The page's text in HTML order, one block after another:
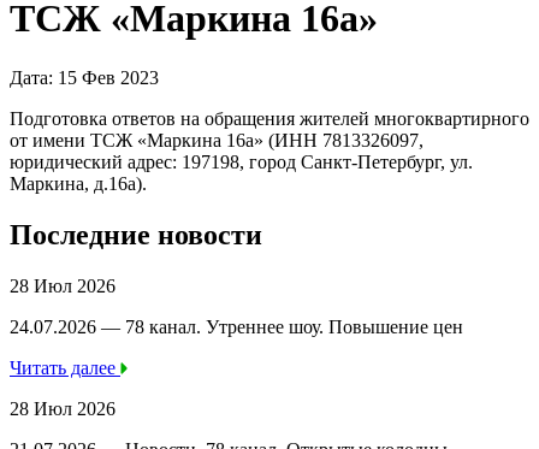
ТСЖ «Маркина 16а»
Дата: 15 Фев 2023
Подготовка ответов на обращения жителей многоквартирного
от имени ТСЖ «Маркина 16а» (ИНН 7813326097,
юридический адрес: 197198, город Санкт-Петербург, ул.
Маркина, д.16а).
Последние новости
28 Июл 2026
24.07.2026 — 78 канал. Утреннее шоу. Повышение цен
Читать далее
28 Июл 2026